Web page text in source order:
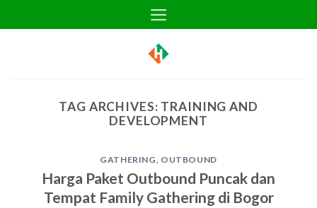
to
TAG ARCHIVES: TRAINING AND
DEVELOPMENT
GATHERING OUTBOUND
Harga Paket Outbound Puncak dan
Tempat Family Gathering di Bogor